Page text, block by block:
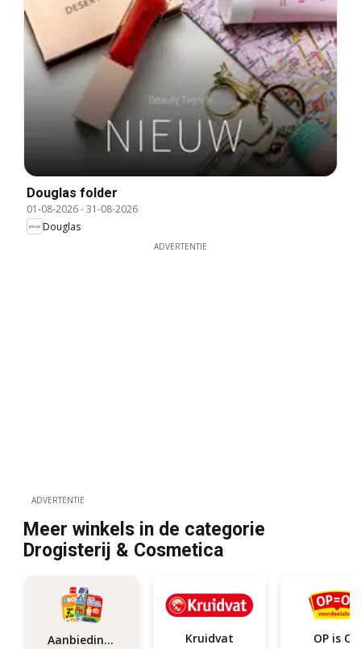
Douglas folder
01-08-2026-31-08-2026
Douglas
ADVERTENTIE
ADVERTENTIE
Meer winkels in de categorie
Drogisterij & Cosmetica
Aanbiedingen Kruidvat OP is OP